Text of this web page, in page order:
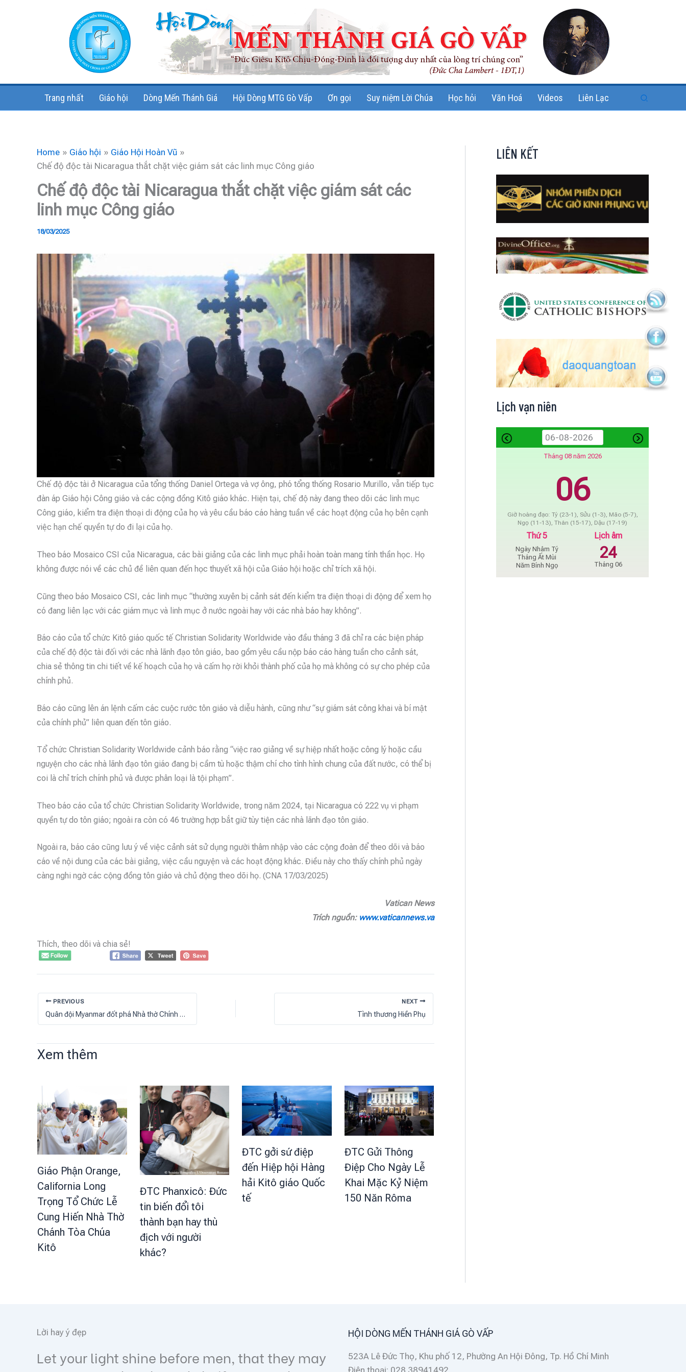
Trang nhất Giáo hội Dòng Mến Thánh Giá Hội Dòng MTG Gò Vấp Ơn gọi Suy niệm Lời Chúa Học hỏi Văn Hoá Videos Liên Lạc Search
Home Giáo hội
Giáo Hội Hoàn Vũ
Chế độ độc tài Nicaragua thắt chặt việc giám sát các linh mục Công giáo
Chế độ độc tài Nicaragua thắt chặt việc giám sát các
linh mục Công giáo
18/03/2025
Chế độ độc tài ở Nicaragua của tổng thống Daniel Ortega và vợ ông, phó tổng thống Rosario Murillo, vẫn tiếp tục
đàn áp Giáo hội Công giáo và các cộng đồng Kitô giáo khác. Hiện tại, chế độ này đang theo dõi các linh mục
Công giáo, kiểm tra điện thoại di động của họ và yêu cầu báo cáo hàng tuần về các hoạt động của họ bên cạnh
việc hạn chế quyền tự do đi lại của họ.
Theo báo Mosaico CSI của Nicaragua, các bài giảng của các linh mục phải hoàn toàn mang tính thần học. Họ
không được nói về các chủ đề liên quan đến học thuyết xã hội của Giáo hội hoặc chỉ trích xã hội.
Cũng theo báo Mosaico CSI, các linh mục “thường xuyên bị cảnh sát đến kiểm tra điện thoại di động để xem họ
có đang liên lạc với các giám mục và linh mục ở nước ngoài hay với các nhà báo hay không”.
Báo cáo của tổ chức Kitô giáo quốc tế Christian Solidarity Worldwide vào đầu tháng 3 đã chỉ ra các biện pháp
của chế độ độc tài đối với các nhà lãnh đạo tôn giáo, bao gồm yêu cầu nộp báo cáo hàng tuần cho cảnh sát,
chia sẻ thông tin chi tiết về kế hoạch của họ và cấm họ rời khỏi thành phố của họ mà không có sự cho phép của
chính phủ.
Báo cáo cũng lên án lệnh cấm các cuộc rước tôn giáo và diễu hành, cũng như “sự giám sát công khai và bí mật
của chính phủ” liên quan đến tôn giáo.
Tổ chức Christian Solidarity Worldwide cảnh báo rằng “việc rao giảng về sự hiệp nhất hoặc công lý hoặc cầu
nguyện cho các nhà lãnh đạo tôn giáo đang bị cầm tù hoặc thậm chí cho tình hình chung của đất nước, có thể bị
coi là chỉ trích chính phủ và được phân loại là tội phạm”.
Theo báo cáo của tổ chức Christian Solidarity Worldwide, trong năm 2024, tại Nicaragua có 222 vụ vi phạm
quyền tự do tôn giáo; ngoài ra còn có 46 trường hợp bắt giữ tùy tiện các nhà lãnh đạo tôn giáo.
Ngoài ra, báo cáo cũng lưu ý về việc cảnh sát sử dụng người thâm nhập vào các cộng đoàn để theo dõi và báo
cáo về nội dung của các bài giảng, việc cầu nguyện và các hoạt động khác. Điều này cho thấy chính phủ ngày
càng nghi ngờ các cộng đồng tôn giáo và chủ động theo dõi họ. (CNA 17/03/2025)
Vatican News
Trích nguồn: www.vaticannews.va
Thích, theo dõi và chia sẻ!
PREVIOUS
Quân đội Myanmar đốt phá Nhà thờ Chính toà Banmaw
NEXT
Tình thương Hiền Phụ
Xem thêm
Giáo Phận Orange,
California Long
Trọng Tổ Chức Lễ
Cung Hiến Nhà Thờ
Chánh Tòa Chúa
Kitô
ĐTC Phanxicô: Đức
tin biến đổi tôi
thành bạn hay thù
địch với người
khác?
ĐTC gởi sứ điệp
đến Hiệp hội Hàng
hải Kitô giáo Quốc
tế
ĐTC Gửi Thông
Điệp Cho Ngày Lễ
Khai Mặc Kỷ Niệm
150 Năn Rôma
LIÊN KẾT
Lịch vạn niên
Tháng 08 năm 2026
06
Giờ hoàng đạo: Tý (23-1), Sửu (1-3), Mão (5-7),
Ngọ (11-13), Thân (15-17), Dậu (17-19)
Thứ 5
Ngày Nhâm Tý
Tháng Ất Mùi
Năm Bính Ngọ
Lịch âm
24
Tháng 06
Lời hay ý đẹp
Tình yêu Đức Kitô, thúc bách chúng tôi
HỘI DÒNG MẾN THÁNH GIÁ GÒ VẤP
523A Lê Đức Thọ, Khu phố 12, Phường An Hội Đông, Tp. Hồ Chí Minh